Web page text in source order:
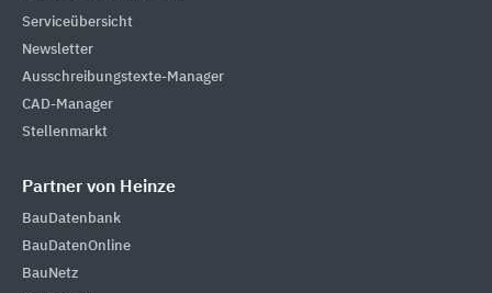
Serviceübersicht
Newsletter
Ausschreibungstexte-Manager
CAD-Manager
Stellenmarkt
Partner von Heinze
BauDatenbank
BauDatenOnline
BauNetz